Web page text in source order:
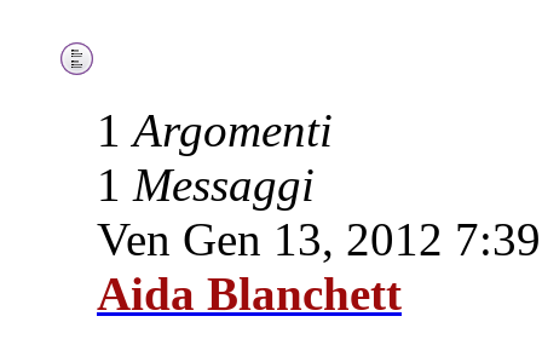
1Argomenti
1 Messaggi
Ven Gen 13, 2012
Aida Blanchett